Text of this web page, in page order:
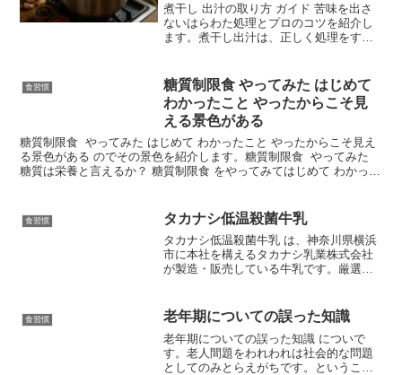
煮干し 出汁の取り方 ガイド 苦味を出さ
ないはらわた処理とプロのコツを紹介し
ます。煮干し出汁は、正しく処理をすれ
ん、煮物にも最適な万能出汁です。煮干
し 出汁の取り方 ガイ...
食習慣
糖質制限食 やってみた はじめて
わかったこと やったからこそ見
える景色がある
糖質制限食 やってみた はじめて わかったこと やったからこそ見え
る景色がある のでその景色を紹介します。糖質制限食 やってみた
糖質は栄養と言えるか？ 糖質制限食 をやってみてはじめて わかった
食習慣 タカナシ低温殺菌牛乳
タカナシ低温殺菌牛乳 は、神奈川県横浜
市に本社を構えるタカナシ乳業株式会社
が製造・販売している牛乳です。厳選さ
較的低い温度でゆっくりと時間をかけて
殺菌する「低温殺菌...
食習慣 老年期についての誤った知識
老年期についての誤った知識 についで
す。老人間題をわれわれは社会的な問題
としてのみとらえがちです。ということ